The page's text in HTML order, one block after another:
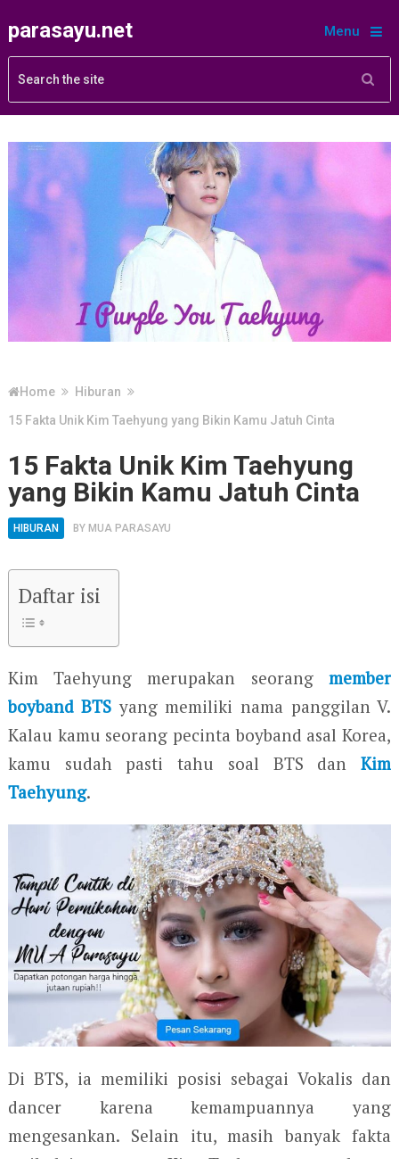
parasayu.net Menu
Home
Hiburan
15 Fakta Unik Kim Taehyung yang Bikin Kamu Jatuh Cinta
15 Fakta Unik Kim Taehyung
yang Bikin Kamu Jatuh Cinta
HIBURAN BY MUA PARASAYU
Daftar isi
Kim Taehyung merupakan seorangmember
boyband BTS yang memiliki nama panggilan V.
Kalau kamu seorang pecinta boyband asal Korea,
kamu sudah pasti tahu soal BTS danKim
Taehyung.
Di BTS, ia memiliki posisi sebagai Vokalis dan
dancer karena kemampuannya yang
mengesankan. Selain itu, masih banyak fakta